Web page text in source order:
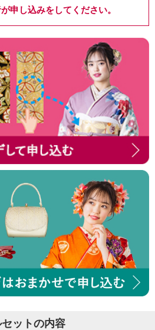
申し込みをしてください。
セットの内容